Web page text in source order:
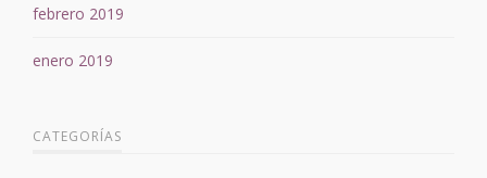
febrero 2019
enero 2019
CATEGORÍAS